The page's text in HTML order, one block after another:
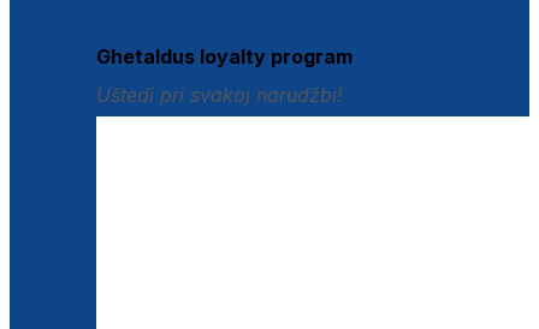
Ghetaldus loyalty program
Uštedi pri svakoj narudžbi!